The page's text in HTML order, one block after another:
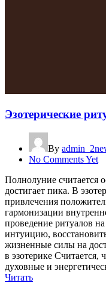
Эзотерические
By
No Comments Yet
Полнолуние считается
достигает пика. В
привлечения
гармонизации
проведение ритуалов
интуицию,
жизненные силы на
в эзотерике Считается,
духовные и
Читать